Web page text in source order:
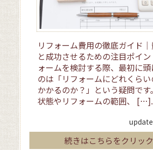
リフォーム費用の徹底ガイド
と成功させるための注目ポイ
ォームを検討する際、最初に
のは「リフォームにどれくら
かかるのか？」という疑問です
状態やリフォームの範囲、
続きはこちらをクリッ